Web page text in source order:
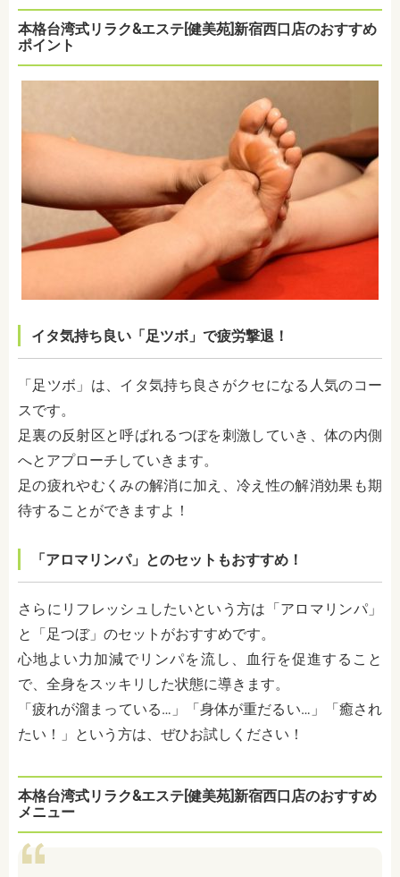
本格台湾式リラク&エステ[健美苑]新宿西口店のおすすめ
ポイント
イタ気持ち良い「足ツボ」で疲労撃退！
「足ツボ」は、イタ気持ち良さがクセになる人気のコー
スです。
足裏の反射区と呼ばれるつぼを刺激していき、体の内側
へとアプローチしていきます。
足の疲れやむくみの解消に加え、冷え性の解消効果も期
待することができますよ！
「アロマリンパ」とのセットもおすすめ！
さらにリフレッシュしたいという方は「アロマリンパ」
と「足つぼ」のセットがおすすめです。
心地よい力加減でリンパを流し、血行を促進すること
で、全身をスッキリした状態に導きます。
「疲れが溜まっている…」「身体が重だるい…」「癒され
たい！」という方は、ぜひお試しください！
本格台湾式リラク&エステ[健美苑]新宿西口店のおすすめ
メニュー